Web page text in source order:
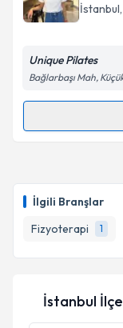
İlgili Branşlar
Fizyoterapi
1
İstanbul
Unique Pilates
Bağlarbaşı Mah,
Randevu
takvim
E-posta
Kişisel
İstanbul